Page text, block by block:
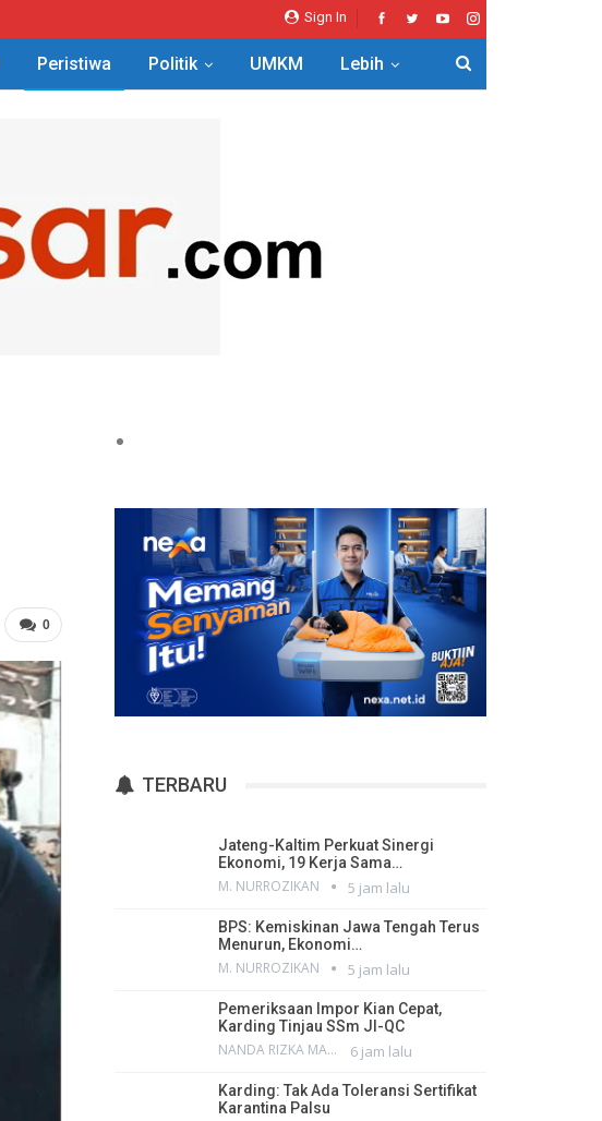
Sign In
Peristiwa Politik UMKM Lebih
0
TERBARU
Jateng-Kaltim Perkuat Sinergi
Ekonomi, 19 Kerja Sama…
M. NURROZIKAN 5 jam lalu
BPS: Kemiskinan Jawa Tengah Terus
Menurun, Ekonomi…
M. NURROZIKAN 5 jam lalu
Pemeriksaan Impor Kian Cepat,
Karding Tinjau SSm JI-QC
NANDA RIZKA MAHENDRA 6 jam lalu
Karding: Tak Ada Toleransi Sertifikat
Karantina Palsu